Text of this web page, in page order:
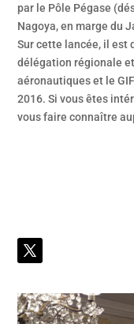
par le Pôle Pégase
Nagoya, en marge du
Sur cette lancée, il est
délégation régionale
aéronautiques et le
2016. Si vous êtes
vous faire connaître